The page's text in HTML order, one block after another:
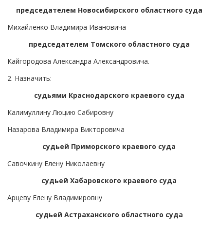
председателем Новосибирского областного суда
Михайленко Владимира Ивановича
председателем Томского областного суда
Кайгородова Александра Александровича.
2. Назначить:
судьями Краснодарского краевого суда
Калимуллину Люцию Сабировну
Назарова Владимира Викторовича
судьей Приморского краевого суда
Савочкину Елену Николаевну
судьей Хабаровского краевого суда
Арцеву Елену Владимировну
судьей Астраханского областного суда